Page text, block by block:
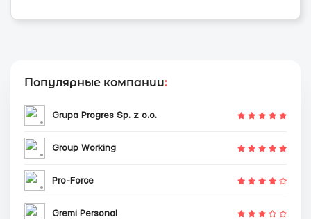
Популярные компании:
Grupa Progres Sp. z o.o.
Group Working
Pro-Force
Gremi Personal